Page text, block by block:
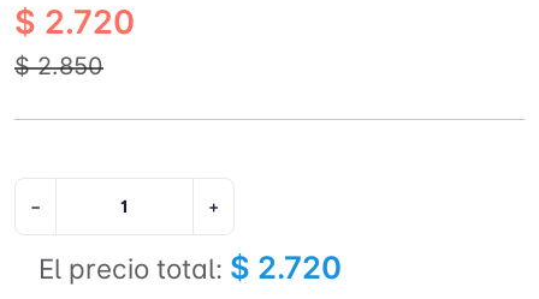
$ 2.720
$ 2.850
− +
El precio total: $ 2.720